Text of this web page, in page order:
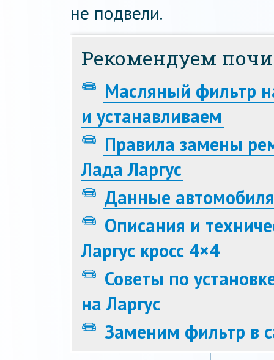
не подвели.
Рекомендуем
Масляный фильтр
и устанавливаем
Правила замены
Лада Ларгус
Данные
Описания и
Ларгус кросс 4×4
Советы по
на Ларгус
Заменим фильтр в